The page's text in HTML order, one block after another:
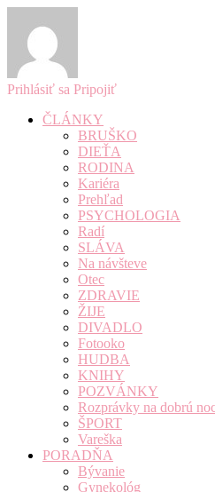
Prihlásiť sa Pripojiť
ČLÁNKY
BRUŠKO
DIEŤA
RODINA
Kariéra
Prehľad
PSYCHOLOGIA
Radí
SLÁVA
Na návšteve
Otec
ZDRAVIE
ŽIJE
DIVADLO
Fotooko
HUDBA
KNIHY
POZVÁNKY
Rozprávky na dobrú
ŠPORT
Vareška
PORADŇA
Bývanie
Gynekológ